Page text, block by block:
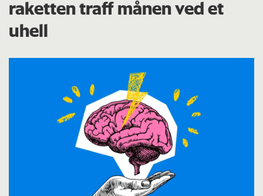
raketten traff månen ved et
uhell